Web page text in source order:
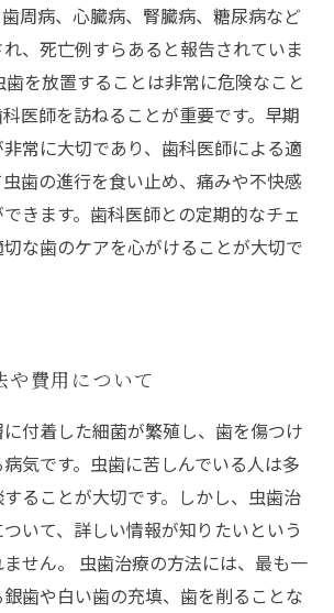
周病、心臓病、腎臓病、糖尿病など
、死亡例すらあると報告されていま
歯を放置することは非常に危険なこと
医師を訪ねることが重要です。早期
常に大切であり、歯科医師による適
歯の進行を食い止め、痛みや不快感
きます。歯科医師との定期的なチェ
な歯のケアを心がけることが大切で
や費用について
付着した細菌が繁殖し、歯を傷つけ
気です。虫歯に苦しんでいる人は多
ることが大切です。しかし、虫歯治
いて、詳しい情報が知りたいという
せん。 虫歯治療の方法には、最も一
歯や白い歯の充填、歯を削ることな